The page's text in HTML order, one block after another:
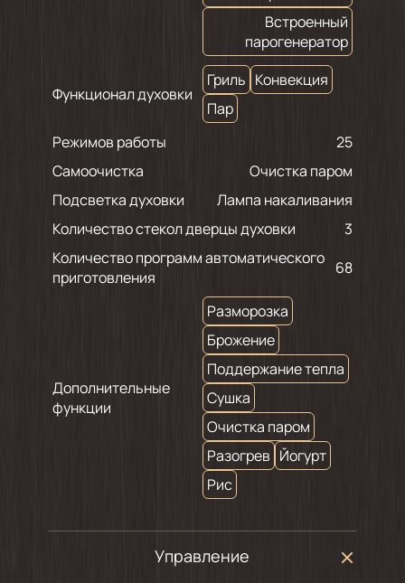
Встроенный
парогенератор
Функционал духовки
Гриль Конвекция
Пар
Режимов работы
25
Самоочистка
Очистка паром
Подсветка духовки
Лампа накаливания
Количество стекол дверцы духовки
3
Количество программ автоматического
приготовления
68
Дополнительные
функции
Разморозка
Брожение
Поддержание тепла
Сушка
Очистка паром
Разогрев Йогурт
Рис
Управление